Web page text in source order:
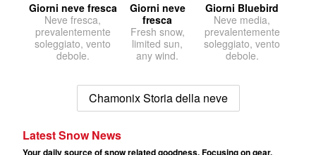
Giorni neve fresca
Neve fresca,
prevalentemente
soleggiato, vento
debole.
Giorni neve
fresca
Fresh snow,
limited sun,
any wind.
Giorni Bluebird
Neve media,
prevalentemente
soleggiato, vento
debole.
Chamonix Storia della neve